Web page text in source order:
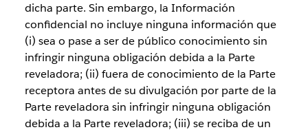
dicha parte. Sin embargo, la Información
confidencial no incluye ninguna información que
(i) sea o pase a ser de público conocimiento sin
infringir ninguna obligación debida a la Parte
reveladora; (ii) fuera de conocimiento de la Parte
receptora antes de su divulgación por parte de la
Parte reveladora sin infringir ninguna obligación
debida a la Parte reveladora; (iii) se reciba de un